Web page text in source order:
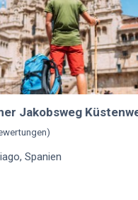
Jakobsweg
)
,Spanien